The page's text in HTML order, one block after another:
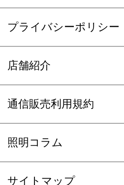
プライバシーポリシー
店舗紹介
通信販売利用規約
照明コラム
サイトマップ